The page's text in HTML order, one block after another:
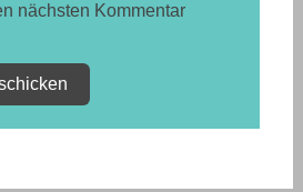
nächsten Kommentar